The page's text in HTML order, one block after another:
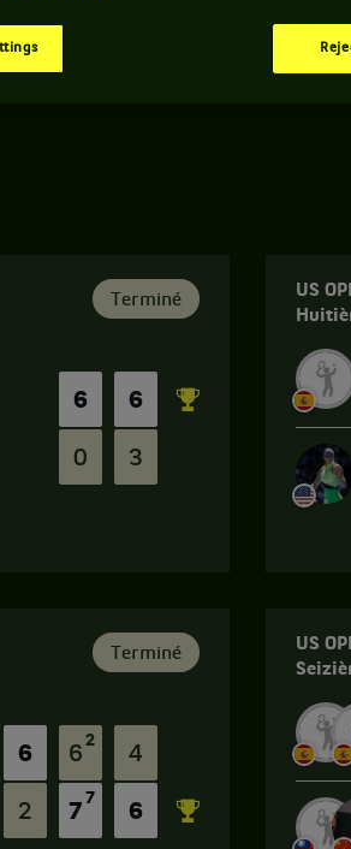
une joueuse de tennis originaire
est Tenerife.
Terminé
6 6
0 3
US
de
Unis
Terminé
6 6
2
4
2 7
7
6
US